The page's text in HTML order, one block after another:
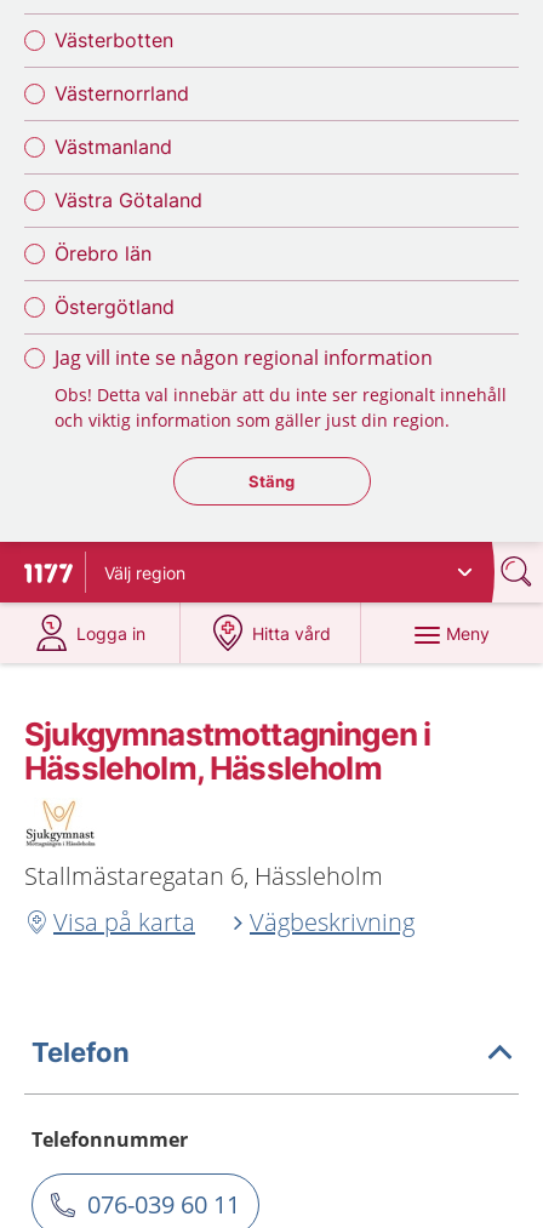
Västerbotten
Västernorrland
Västmanland
Västra Götaland
Örebro län
Östergötland
Jag vill inte se någon regional information
Obs! Detta val innebär att du inte ser regionalt innehåll
och viktig information som gäller just din region.
Stäng regionsväljaren
Stäng
Till startsidan för 1177
Välj region
Logga in
på 1177.se
Hitta vård
på 1177.se
Meny
Sjukgymnastmottagningen i
Hässleholm, Hässleholm
Stallmästaregatan 6, Hässleholm
Visa på karta
Vägbeskrivning
Telefon
Telefonnummer
076-039 60 11